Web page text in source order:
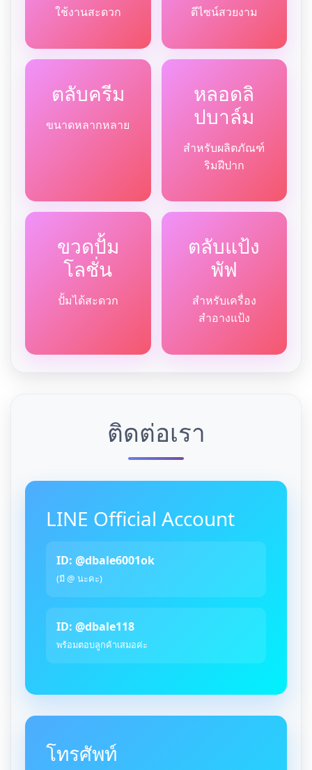
ใช้งานสะดวก ดีไซน์สวยงาม
ตลับครีม
ขนาดหลากหลาย
หลอดลิ
ปบาล์ม
สำหรับผลิตภัณฑ์
ริมฝีปาก
ขวดปั้ม
โลชั่น
ปั้มได้สะดวก
ตลับแป้ง
พัฟ
สำหรับเครื่อง
สำอางแป้ง
ติดต่อเรา
LINE Official Account
ID: @dbale6001ok
(มี @ นะคะ)
ID: @dbale118
พร้อมตอบลูกค้าเสมอค่ะ
โทรศัพท์